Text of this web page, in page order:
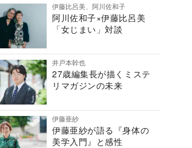
伊藤比呂美、阿川佐和子
阿川佐和子×伊藤比呂美
「女じまい」対談
井戸本幹也
27歳編集長が描くミステ
リマガジンの未来
伊藤亜紗
伊藤亜紗が語る『身体の
美学入門』と感性